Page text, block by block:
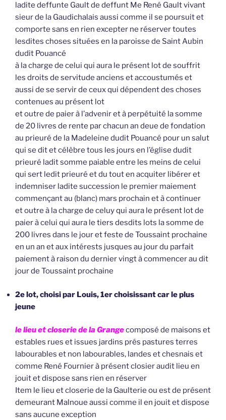
ladite deffunte Gault de deffunt Me René Gault vivant
sieur de la Gaudichalais aussi comme il se poursuit et
comporte sans en rien excepter ne réserver toutes
lesdites choses situées en la paroisse de Saint Aubin
dudit Pouancé
à la charge de celui qui aura le présent lot de souffrit
les droits de servitude anciens et accoustumés et
aussi de se servir de ceux qui dépendent des choses
contenues au présent lot
et outre de paier à l’advenir et à perpétuité la somme
de 20 livres de rente par chacun an deue de fondation
au prieuré de la Madeleine dudit Pouancé pour un salut
qui se dit et célèbre tous les jours en l’église dudit
prieuré ladit somme paiable entre les meins de celui
qui sert ledit prieuré et du tout en acquiter libérer et
indemniser ladite succession le premier maiement
commençant au (blanc) mars prochain et à continuer
et outre à la charge de celuy qui aura le présent lot de
paier à celui qui aura le tiers desdits lots la somme de
200 livres dans le jour et feste de Toussaint prochaine
en un an et aux intérests jusques au jour du parfait
paiement à raison du dernier vingt à commencer au dit
jour de Toussaint prochaine
2e lot, choisi par Louis, 1er choisissant car le plus
jeune
le lieu et closerie de la Grangecomposé de maisons et
estables rues et issues jardins prés pastures terres
labourables et non labourables, landes et chesnais et
comme René Fournier à présent closier audit lieu en
jouit et dispose sans rien en réserver
Item le lieu et closerie de la Gaulterie ou est de présent
demeurant Malnoue aussi comme il en jouit et dispose
sans aucune exception